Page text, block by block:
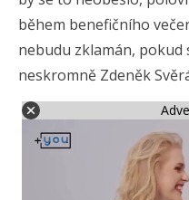
během benefičního
nebudu zklamán, pokud
neskromně Zdeněk